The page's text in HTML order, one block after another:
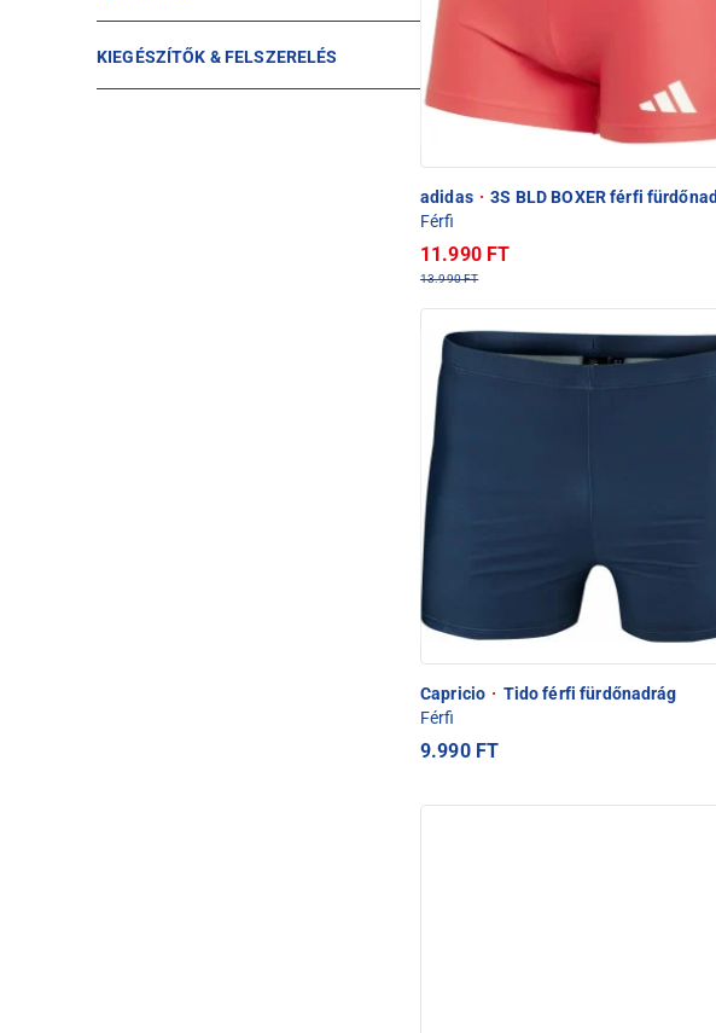
KIEGÉSZÍTŐK & FELSZERELÉS
adidas · 3S BLD BOXER férfi
Férfi
11.990 FT
13.990 FT
Capricio · Tido férfi fürdőnadrág
Férfi
9.990 FT